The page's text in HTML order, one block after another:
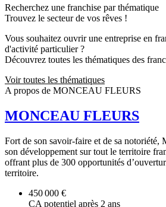
Recherchez une franchise par thématique
Trouvez le secteur de vos rêves !
Vous souhaitez ouvrir une entreprise en
d'activité particulier ?
Découvrez toutes les thématiques des
Voir toutes les thématiques
A propos de MONCEAU FLEURS
MONCEAU FLEURS
Fort de son savoir-faire et de sa notoriété,
son développement sur tout le territoire
offrant plus de 300 opportunités
territoire.
450 000 €
CA potentiel après 2 ans